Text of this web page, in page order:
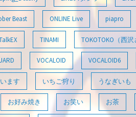
Beast ONLINE Live piapro
TINAMI TOKOTOKO（西
VOCALOID VOCALOID6
ます いちご狩り うなぎいも
お好み焼き お笑い お茶